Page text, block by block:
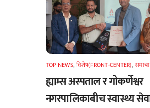
TOP NEWS,विशेष(FRONT-CENTER),
ह्याम्स अस्पताल र गोकर्णेश्वर
नगरपालिकाबीच स्वास्थ्य